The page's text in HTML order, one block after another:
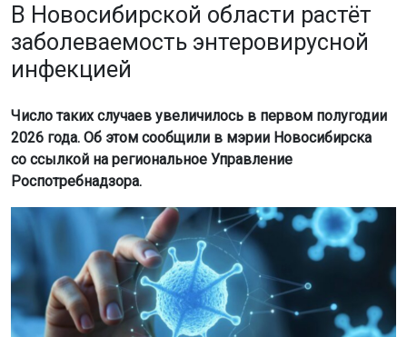
В Новосибирской области растёт
заболеваемость энтеровирусной
инфекцией
Число таких случаев увеличилось в первом полугодии
2026 года. Об этом сообщили в мэрии Новосибирска
со ссылкой на региональное Управление
Роспотребнадзора.